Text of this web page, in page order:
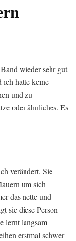
wieder sehr gut
ich hatte keine
und zu
oder ähnliches. Es
verändert. Sie
um sich
das nette und
sie diese Person
lernt langsam
erstmal schwer